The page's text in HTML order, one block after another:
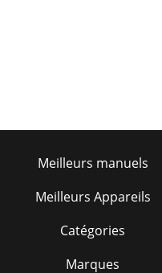
Meilleurs manuels
Meilleurs Appareils
Catégories
Marques